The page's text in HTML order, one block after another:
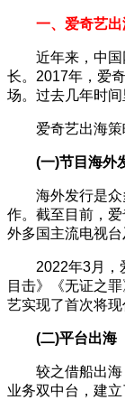
一、‍爱奇艺
近年来，中
长。2017年，爱
场。过去几年时
爱奇艺出海
(一)节目海外
海外发行是
作。截至目前，
外多国主流电视台
2022年3月，
目击》《无证之
艺实现了首次将
(二)平台出海
较之借船出
业务双中台，建